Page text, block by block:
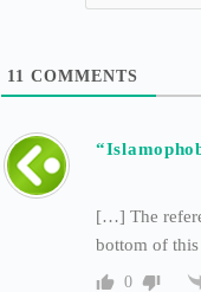
11 COMMENTS
[…] The
bottom of
0